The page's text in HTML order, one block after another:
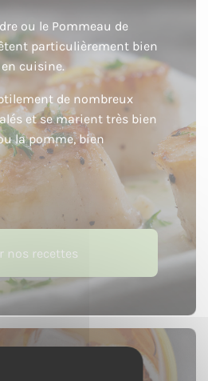
ou le Pommeau de
particulièrement bien
cuisine.
de nombreux
et se marient très bien
la pomme, bien
nos recettes